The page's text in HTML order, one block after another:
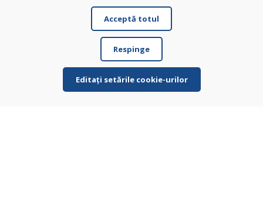
Cumpărare
Magazin online
Termeni și condiții de afaceri
Livrare și plată
Plângere
Acceptă totul
Respinge
Editați setările cookie-urilor